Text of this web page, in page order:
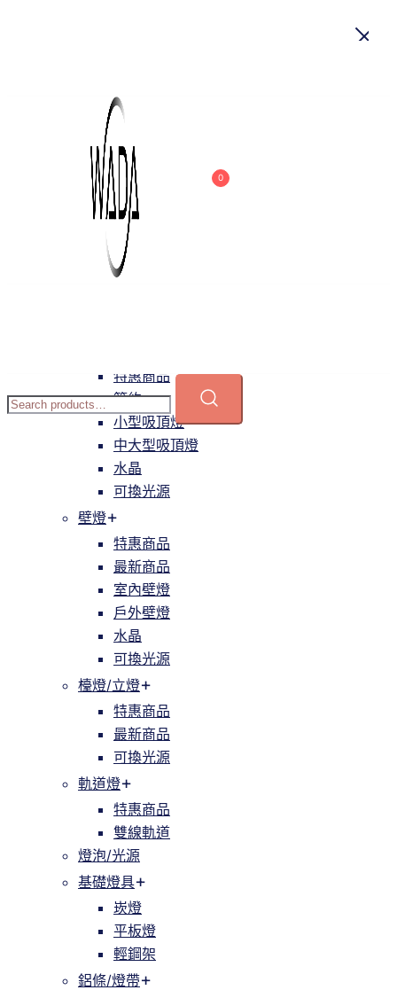
0
吊燈
特惠商品
小型吊燈
中大型吊燈
長形吊燈
特惠商品
簡約
小型吸頂燈
中大型吸頂燈
水晶
可換光源
壁燈
特惠商品
最新商品
室內壁燈
戶外壁燈
水晶
可換光源
檯燈/立燈
特惠商品
最新商品
可換光源
軌道燈
特惠商品
雙線軌道
燈泡/光源
基礎燈具
崁燈
平板燈
輕鋼架
鋁條/燈帶